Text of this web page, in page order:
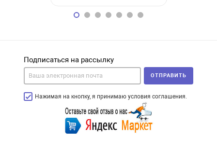
Подписаться на рассылку
Нажимая на кнопку, я принимаю условия соглашения.
ОТПРАВИТЬ